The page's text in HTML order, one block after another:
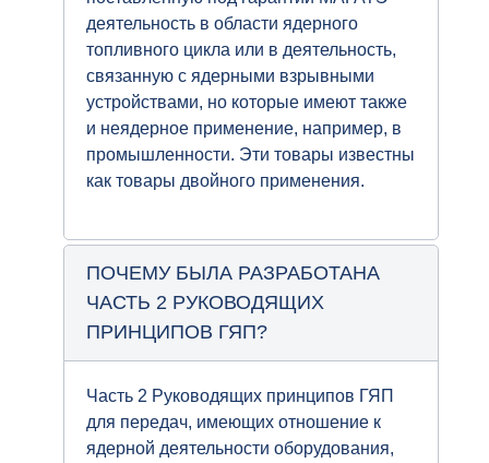
деятельность в области ядерного
топливного цикла или в деятельность,
связанную с ядерными взрывными
устройствами, но которые имеют также
и неядерное применение, например, в
промышленности. Эти товары известны
как товары двойного применения.
ПОЧЕМУ БЫЛА РАЗРАБОТАНА
ЧАСТЬ 2 РУКОВОДЯЩИХ
ПРИНЦИПОВ ГЯП?
Часть 2 Руководящих принципов ГЯП
для передач, имеющих отношение к
ядерной деятельности оборудования,